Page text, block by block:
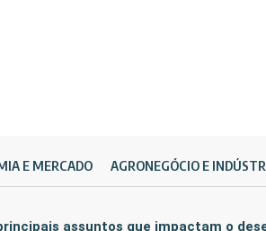
E MERCADO AGRONEGÓCIO E
assuntos que impactam o